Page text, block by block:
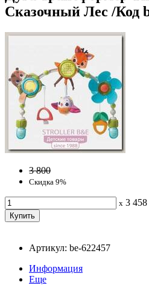
Сказочный Лес /Код
3 800
Скидка 9%
x 3 458
Артикул: be-622457
Информация
Еще